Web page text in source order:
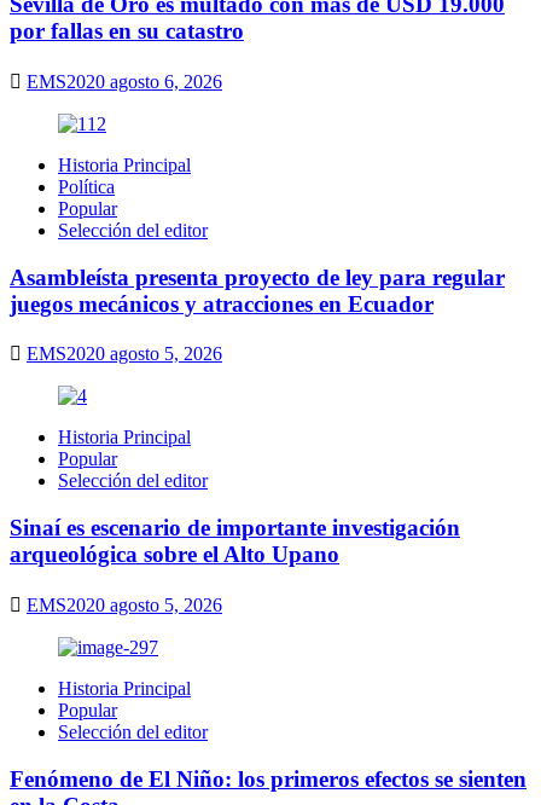
por fallas en su catastro
EMS2020 agosto 6, 2026
Historia Principal
Política
Popular
Selección del editor
Asambleísta presenta proyecto de ley para regular
juegos mecánicos y atracciones en Ecuador
EMS2020 agosto 5, 2026
Historia Principal
Popular
Selección del editor
Sinaí es escenario de importante investigación
arqueológica sobre el Alto Upano
EMS2020 agosto 5, 2026
Historia Principal
Popular
Selección del editor
Fenómeno de El Niño: los primeros efectos se sienten